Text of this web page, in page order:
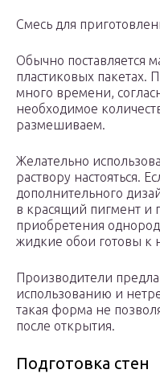
Смесь для
Обычно поставляется
пластиковых пакетах.
много времени,
необходимое
размешиваем.
Желательно
раствору настояться.
дополнительного
в красящий пигмент и
приобретения
жидкие обои готовы к
Производители
использованию и
такая форма не
после открытия.
Подготовка стен